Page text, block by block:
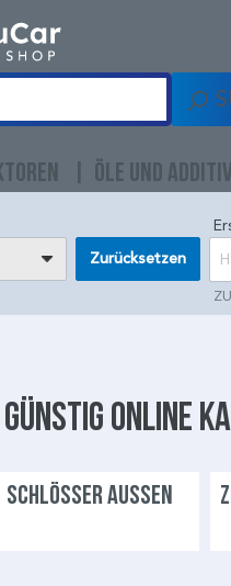
ÖLE UND
Zurücksetzen
online
SCHLÖSSER AUSSEN